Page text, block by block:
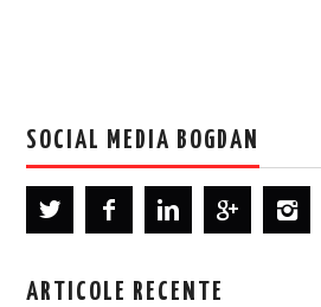
SOCIAL MEDIA BOGDAN
ARTICOLE RECENTE